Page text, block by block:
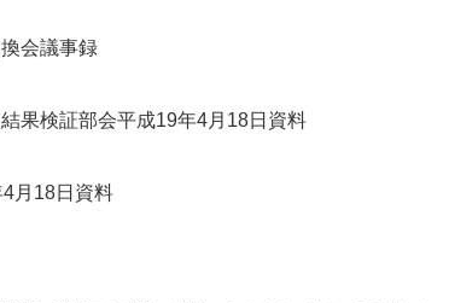
会議事録
果検証部会平成19年4月18日資料
月18日資料